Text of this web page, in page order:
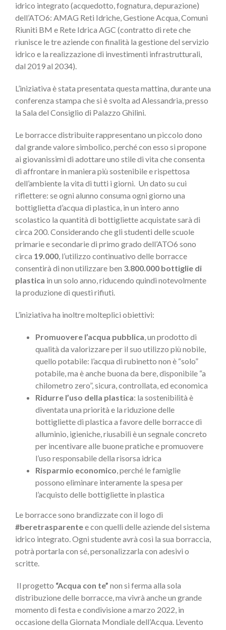
idrico integrato (acquedotto, fognatura, depurazione)
dell’ATO6: AMAG Reti Idriche, Gestione Acqua, Comuni
Riuniti BM e Rete Idrica AGC (contratto di rete che
riunisce le tre aziende con finalità la gestione del servizio
idrico e la realizzazione di investimenti infrastrutturali,
dal 2019 al 2034).
L’iniziativa è stata presentata questa mattina, durante una
conferenza stampa che si è svolta ad Alessandria, presso
la Sala del Consiglio di Palazzo Ghilini.
Le borracce distribuite rappresentano un piccolo dono
dal grande valore simbolico, perché con esso si propone
ai giovanissimi di adottare uno stile di vita che consenta
di affrontare in maniera più sostenibile e rispettosa
dell’ambiente la vita di tutti i giorni. Un dato su cui
riflettere: se ogni alunno consuma ogni giorno una
bottiglietta d’acqua di plastica, in un intero anno
scolastico la quantità di bottigliette acquistate sarà di
circa 200. Considerando che gli studenti delle scuole
primarie e secondarie di primo grado dell’ATO6 sono
circa 19.000, l’utilizzo continuativo delle borracce
consentirà di non utilizzare ben 3.800.000 bottiglie di
plastica in un solo anno, riducendo quindi notevolmente
la produzione di questi rifiuti.
L’iniziativa ha inoltre molteplici obiettivi:
Promuovere l’acqua pubblica, un prodotto di
qualità da valorizzare per il suo utilizzo più nobile,
quello potabile: l’acqua di rubinetto non è “solo”
potabile, ma è anche buona da bere, disponibile “a
chilometro zero”, sicura, controllata, ed economica
Ridurre l’uso della plastica: la sostenibilità è
diventata una priorità e la riduzione delle
bottigliette di plastica a favore delle borracce di
alluminio, igieniche, riusabili è un segnale concreto
per incentivare alle buone pratiche e promuovere
l’uso responsabile della risorsa idrica
Risparmio economico, perché le famiglie
possono eliminare interamente la spesa per
l’acquisto delle bottigliette in plastica
Le borracce sono brandizzate con il logo di
#beretrasparentee con quelli delle aziende del sistema
idrico integrato. Ogni studente avrà così la sua borraccia,
potrà portarla con sé, personalizzarla con adesivi o
scritte.
Il progetto “Acqua con te” non si ferma alla sola
distribuzione delle borracce, ma vivrà anche un grande
momento di festa e condivisione a marzo 2022, in
occasione della Giornata Mondiale dell’Acqua. L’evento